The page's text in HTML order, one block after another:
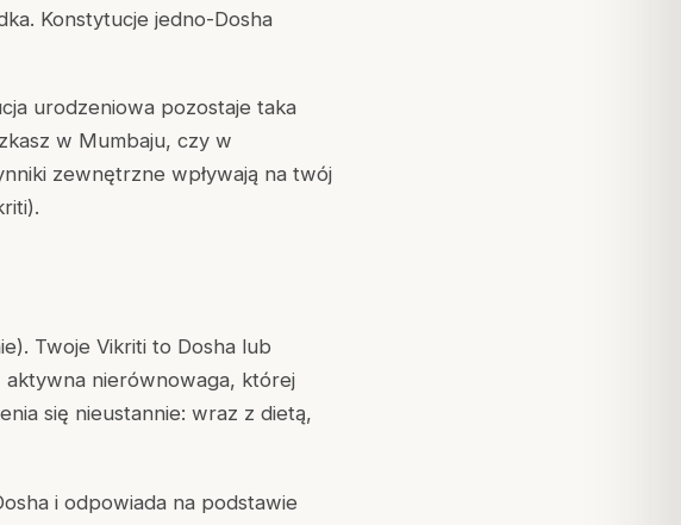
Konstytucje jedno-Dosha
urodzeniowa pozostaje taka
w Mumbaju, czy w
zewnętrzne wpływają na twój
Twoje Vikriti to Dosha lub
aktywna nierównowaga, której
się nieustannie: wraz z dietą,
i odpowiada na podstawie